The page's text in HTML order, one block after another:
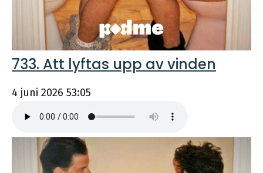
733. Att lyftas upp av vinden
4 juni 2026 53:05